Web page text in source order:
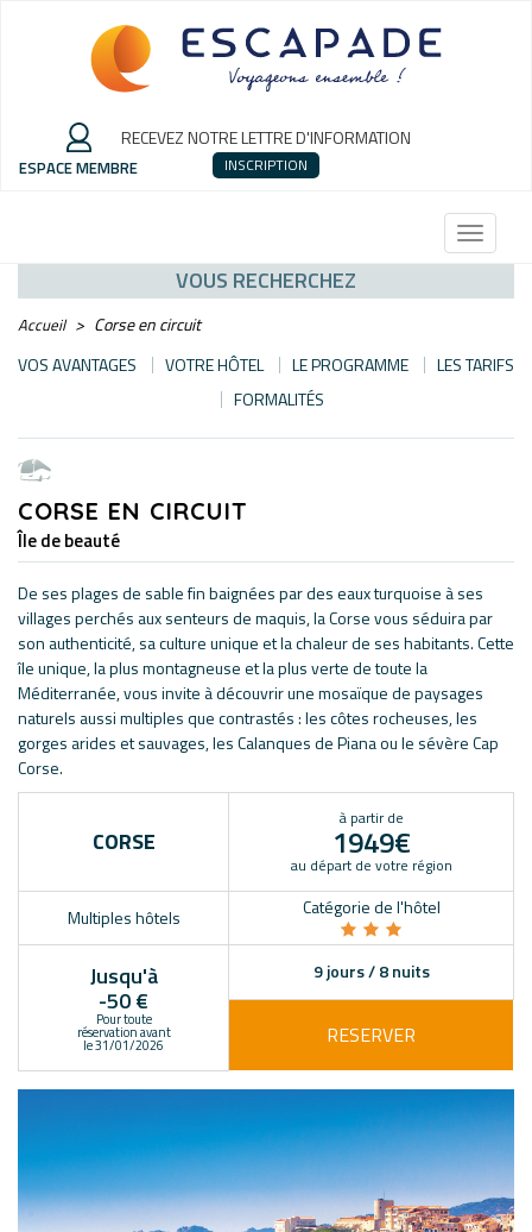
VOUS RECHERCHEZ
Accueil
Corse en circuit
VOS AVANTAGES
VOTRE HÔTEL LE PROGRAMME
LES TARIFS
FORMALITÉS
CORSE EN CIRCUIT
Île de beauté
De ses plages de sable fin baignées par des eaux turquoise à ses
villages perchés aux senteurs de maquis, la Corse vous séduira par
son authenticité, sa culture unique et la chaleur de ses habitants. Cette
île unique, la plus montagneuse et la plus verte de toute la
Méditerranée, vous invite à découvrir une mosaïque de paysages
naturels aussi multiples que contrastés : les côtes rocheuses, les
gorges arides et sauvages, les Calanques de Piana ou le sévère Cap
Corse.
CORSE
à partir de
1949€
au départ de votre région
Multiples hôtels Catégorie de l'hôtel
Jusqu'à
-50 €
Pour toute
réservation avant
le 31/01/2026
9 jours / 8 nuits
RESERVER
RECEVEZ NOTRE LETTRE D'INFORMATION
INSCRIPTION
ESPACE MEMBRE
Toggle